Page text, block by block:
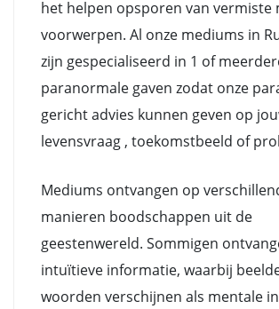
het helpen opsporen van vermiste
voorwerpen. Al onze mediums in
zijn gespecialiseerd in 1 of
paranormale gaven zodat onze
gericht advies kunnen geven op
levensvraag , toekomstbeeld of
Mediums ontvangen op
manieren boodschappen uit de
geestenwereld. Sommigen
intuïtieve informatie, waarbij
woorden verschijnen als mentale